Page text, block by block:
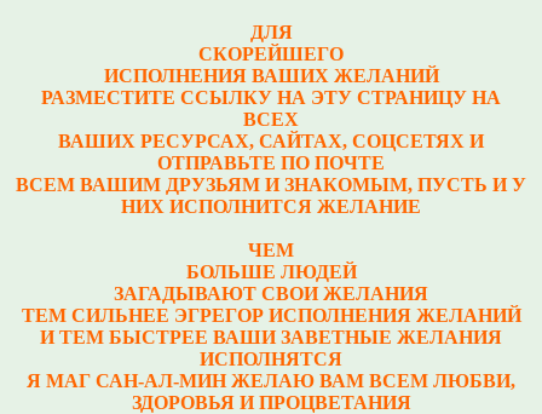
ДЛЯ
СКОРЕЙШЕГО
ИСПОЛНЕНИЯ ВАШИХ ЖЕЛАНИЙ
РАЗМЕСТИТЕ ССЫЛКУ НА ЭТУ СТРАНИЦУ НА
ВСЕХ
ВАШИХ РЕСУРСАХ, САЙТАХ, СОЦСЕТЯХ И
ОТПРАВЬТЕ ПО ПОЧТЕ
ВСЕМ ВАШИМ ДРУЗЬЯМ И ЗНАКОМЫМ, ПУСТЬ И У
НИХ ИСПОЛНИТСЯ ЖЕЛАНИЕ
ЧЕМ
БОЛЬШЕ ЛЮДЕЙ
ЗАГАДЫВАЮТ СВОИ ЖЕЛАНИЯ
ТЕМ СИЛЬНЕЕ ЭГРЕГОР ИСПОЛНЕНИЯ ЖЕЛАНИЙ
И ТЕМ БЫСТРЕЕ ВАШИ ЗАВЕТНЫЕ ЖЕЛАНИЯ
ИСПОЛНЯТСЯ
Я МАГ САН-АЛ-МИН ЖЕЛАЮ ВАМ ВСЕМ ЛЮБВИ,
ЗДОРОВЬЯ И ПРОЦВЕТАНИЯ